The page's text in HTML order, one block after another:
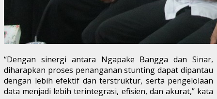
“Dengan sinergi antara Ngapake Bangga dan Sinar,
diharapkan proses penanganan stunting dapat dipantau
dengan lebih efektif dan terstruktur, serta pengelolaan
data menjadi lebih terintegrasi, efisien, dan akurat,” kata